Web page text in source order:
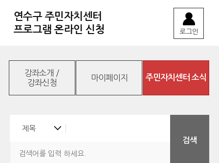
연수구 주민자치센터
프로그램 온라인 신청
로그인
강좌소개 /
강좌신청
마이페이지 주민자치센터 소식